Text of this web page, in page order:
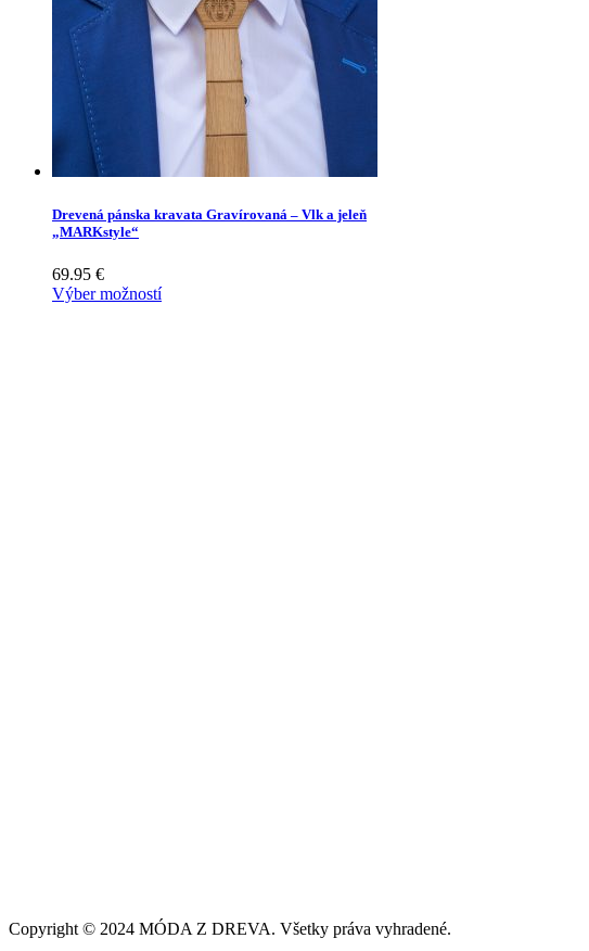
Drevená pánska kravata Gravírovaná – Vlk a jeleň
„MARKstyle“
69.95 €
Výber možností
Copyright © 2024 MÓDA Z DREVA. Všetky práva vyhradené.